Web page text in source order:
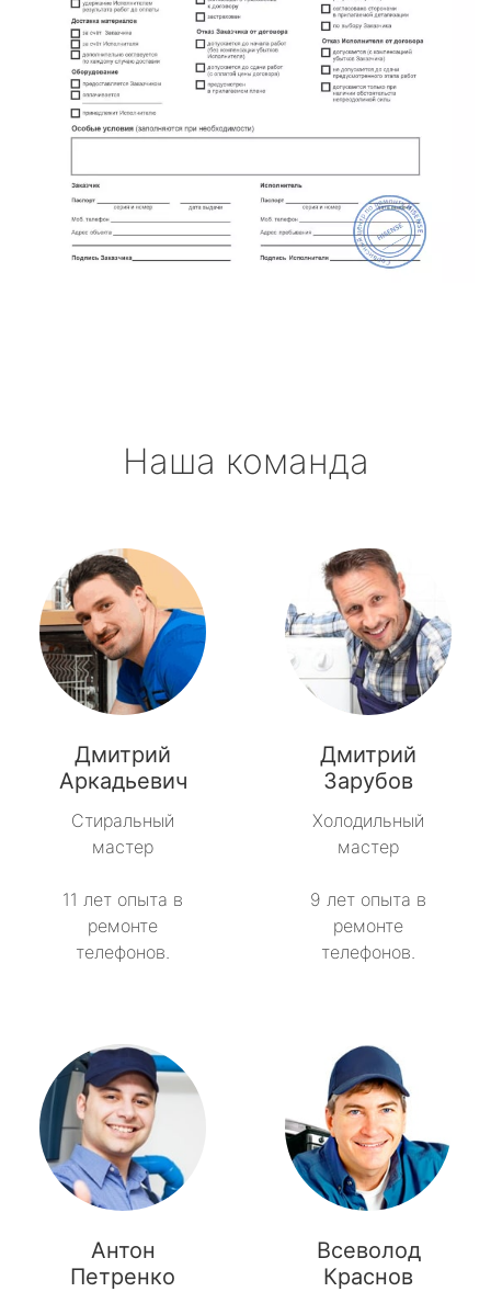
Наша команда
Дмитрий
Аркадьевич
Стиральный
мастер
11 лет опыта в
ремонте
телефонов.
Дмитрий
Зарубов
Холодильный
мастер
9 лет опыта в
ремонте
телефонов.
Антон
Петренко
Всеволод
Краснов